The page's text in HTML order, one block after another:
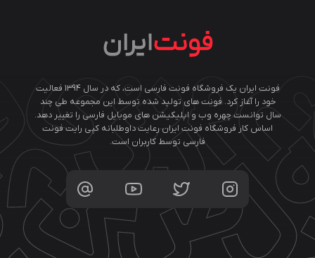
فونت ایران یک فروشگاه فونت فارسی است، که در سال ۱۳۹۴ فعالیت
خود را آغاز کرد. فونت های تولید شده توسط این مجموعه طی چند
سال توانست چهره وب و اپلیکیشن های موبایل فارسی را تغییر دهد.
اساس کار فروشگاه فونت ایران رعایت داوطلبانه کپی رایت فونت
فارسی توسط کاربران است.